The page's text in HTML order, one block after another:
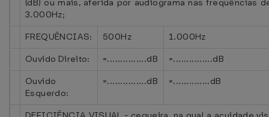
(dB) ou mais, aferida por audiograma nas freqüências
3.000Hz;
FREQUÊNCIAS:
500Hz
1.000Hz
Ouvido Direito:
=...............dB
=...............dB
Ouvido
Esquerdo:
=...............dB =..............dB